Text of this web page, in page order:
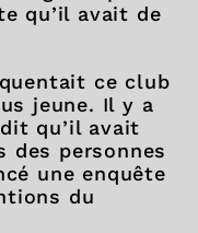
qu’il avait de
ce club
jeune. Il y a
qu’il avait
des personnes
une enquête
du